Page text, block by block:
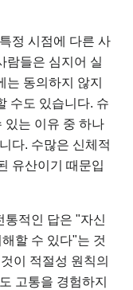
정 시점에 다른 사
람들은 심지어 실
동의하지 않지
수도 있습니다. 슈
있는 이유 중 하나
다. 수많은 신체적
유산이기 때문입
통적인 답은 "자신
할 수 있다"는 것
이 적절성 원칙의
고통을 경험하지